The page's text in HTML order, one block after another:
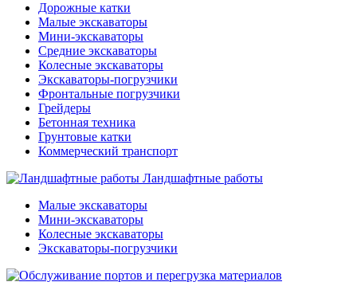
Дорожные катки
Малые экскаваторы
Мини-экскаваторы
Средние экскаваторы
Колесные экскаваторы
Экскаваторы-погрузчики
Фронтальные погрузчики
Грейдеры
Бетонная техника
Грунтовые катки
Коммерческий транспорт
Ландшафтные работы
Малые экскаваторы
Мини-экскаваторы
Колесные экскаваторы
Экскаваторы-погрузчики